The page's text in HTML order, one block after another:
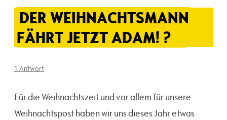
DER WEIHNACHTSMANN
FÄHRT JETZT ADAM! ?
1 Antwort
Für die Weihnachtszeit und vor allem für unsere
Weihnachtspost haben wir uns dieses Jahr etwas